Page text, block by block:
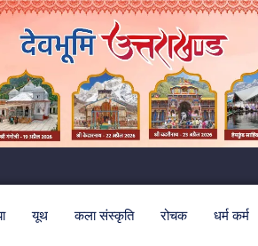
यूथ कला संस्कृति रोचक धर्म कर्म